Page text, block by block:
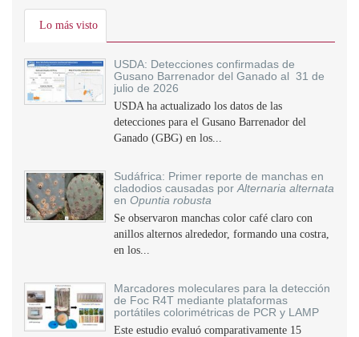
Lo más visto
USDA: Detecciones confirmadas de
Gusano Barrenador del Ganado al 31 de
julio de 2026
USDA ha actualizado los datos de las
detecciones para el Gusano Barrenador del
Ganado (GBG) en los...
Sudáfrica: Primer reporte de manchas en
cladodios causadas por Alternaria alternata
en Opuntia robusta
Se observaron manchas color café claro con
anillos alternos alrededor, formando una costra,
en los...
Marcadores moleculares para la detección
de Foc R4T mediante plataformas
portátiles colorimétricas de PCR y LAMP
Este estudio evaluó comparativamente 15